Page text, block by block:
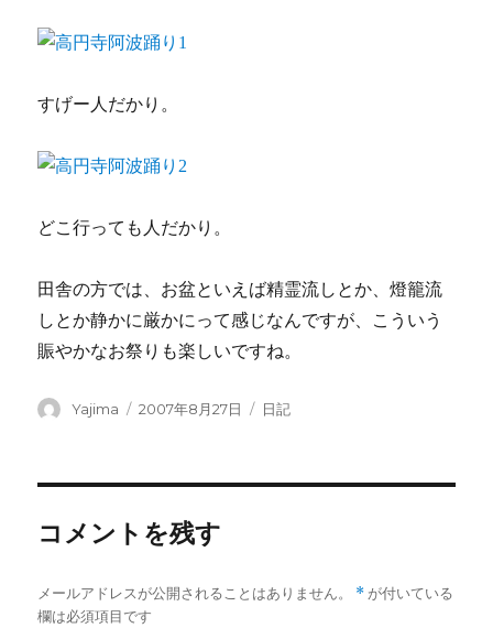
すげー人だかり。
どこ行っても人だかり。
田舎の方では、お盆といえば精霊流しとか、燈籠流
しとか静かに厳かにって感じなんですが、こういう
賑やかなお祭りも楽しいですね。
投
Yajima
投
2007年8月27日
カ
リ
日記
コメントを残す
メールアドレスが公開されることはありません。 *が付いている
欄は必須項目です